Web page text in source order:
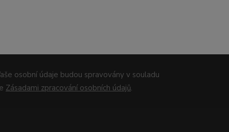
osobní údaje budou spravovány v souladu
Zásadami zpracování osobních údajů.